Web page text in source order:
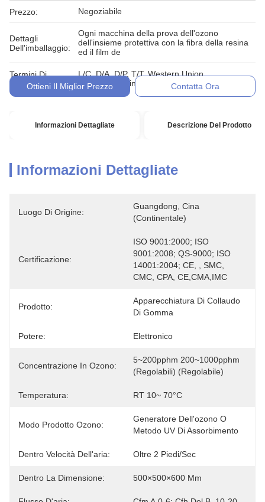
Prezzo: Negoziabile
Dettagli
Dell'imballaggio:
Ogni macchina della prova dell'ozono
dell'insieme protettiva con la fibra della resina
ed il film de
Termini Di
Pagamento:
L/C, D/A, D/P, T/T, Western Union,
MoneyGram, in denaro, impegno
Ottieni Il Miglior Prezzo Contatta Ora
Informazioni Dettagliate Descrizione Del Prodotto
Informazioni Dettagliate
Luogo Di Origine:
Guangdong, Cina
(continentale)
Certificazione:
ISO 9001:2000; ISO
9001:2008; QS-9000; ISO
14001:2004; CE, , SMC,
CMC, CPA, CE,CMA,IMC
Prodotto:
Apparecchiatura Di Collaudo
Di Gomma
Potere: Elettronico
Concentrazione In Ozono:
5~200pphm 200~1000pphm
(regolabili) (regolabile)
Temperatura: RT 10~ 70°C
Modo Prodotto Ozono:
Generatore Dell'ozono O
Metodo UV Di Assorbimento
Dentro Velocità Dell'aria: Oltre 2 Piedi/sec
Dentro La Dimensione: 500×500×600 Mm